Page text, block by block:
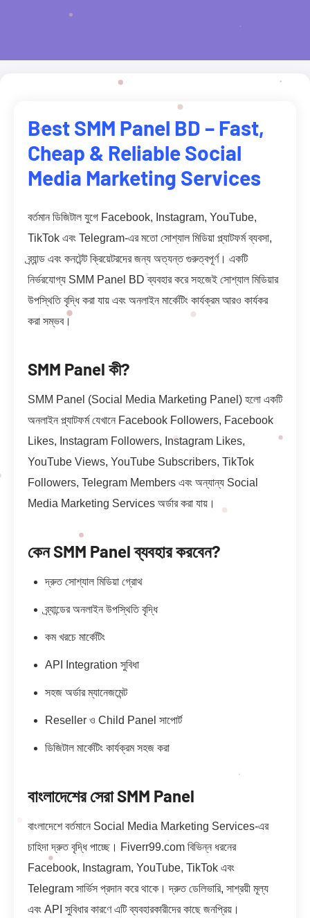
Best SMM Panel BD – Fast,
Cheap & Reliable Social
Media Marketing Services
বর্তমান ডিজিটাল যুগে Facebook, Instagram, YouTube,
TikTok এবং Telegram-এর মতো সোশ্যাল মিডিয়া প্ল্যাটফর্ম ব্যবসা,
ব্র্যান্ড এবং কনটেন্ট ক্রিয়েটরদের জন্য অত্যন্ত গুরুত্বপূর্ণ। একটি
নির্ভরযোগ্য SMM Panel BD ব্যবহার করে সহজেই সোশ্যাল মিডিয়ার
উপস্থিতি বৃদ্ধি করা যায় এবং অনলাইন মার্কেটিং কার্যক্রম আরও কার্যকর
করা সম্ভব।
SMM Panel কী?
SMM Panel (Social Media Marketing Panel) হলো একটি
অনলাইন প্ল্যাটফর্ম যেখানে Facebook Followers, Facebook
Likes, Instagram Followers, Instagram Likes,
YouTube Views, YouTube Subscribers, TikTok
Followers, Telegram Members এবং অন্যান্য Social
Media Marketing Services অর্ডার করা যায়।
কেন SMM Panel ব্যবহার করবেন?
দ্রুত সোশ্যাল মিডিয়া গ্রোথ
ব্র্যান্ডের অনলাইন উপস্থিতি বৃদ্ধি
কম খরচে মার্কেটিং
API Integration সুবিধা
সহজ অর্ডার ম্যানেজমেন্ট
Reseller ও Child Panel সাপোর্ট
ডিজিটাল মার্কেটিং কার্যক্রম সহজ করা
বাংলাদেশের সেরা SMM Panel
বাংলাদেশে বর্তমানে Social Media Marketing Services-এর
চাহিদা দ্রুত বৃদ্ধি পাচ্ছে। Fiverr99.com বিভিন্ন ধরনের
Facebook, Instagram, YouTube, TikTok এবং
Telegram সার্ভিস প্রদান করে থাকে। দ্রুত ডেলিভারি, সাশ্রয়ী মূল্য
এবং API সুবিধার কারণে এটি ব্যবহারকারীদের কাছে জনপ্রিয়।